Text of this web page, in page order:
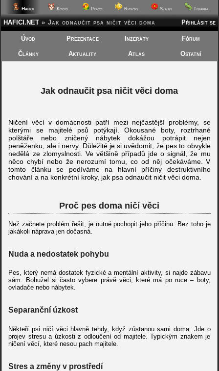
Hafíci Kočičí Ptáčci Rybičky Skalky Terárka
Přihlásit se
HAFICI.NET » Jak odnaučit psa ničit věci doma
Úvod Prezentace Inzeráty Fórum
Články Aktuality Atlas Ostatní
Jak odnaučit psa ničit věci doma
Ničení věcí v domácnosti patří mezi nejčastější problémy, se
kterými se majitelé psů potýkají. Okousané boty, roztrhané
polštáře nebo zničený nábytek dokážou potrápit nejen
peněženku, ale i nervy. Důležité je si uvědomit, že pes to obvykle
nedělá ze zlomyslnosti. Ve většině případů jde o signál, že mu
něco chybí nebo že nerozumí tomu, co od něj očekáváme. V
tomto článku se podíváme na hlavní příčiny destruktivního
chování a na konkrétní kroky, jak psa odnaučit ničit věci doma.
Proč pes doma ničí věci
Než začnete problém řešit, je nutné pochopit jeho příčinu. Bez toho je
jakákoli náprava jen dočasná.
Nuda a nedostatek pohybu
Pes, který nemá dostatek fyzické a mentální aktivity, si najde zábavu
sám. Bohužel si často vybere právě věci, které má po ruce – boty,
ovladače nebo nábytek.
Separanční úzkost
Někteří psi ničí věci hlavně tehdy, když zůstanou sami doma. Jde o
projev stresu a úzkosti z odloučení od majitele. Typickým znakem je
ničení věcí, které nesou pach majitele.
Stres a změny v prostředí